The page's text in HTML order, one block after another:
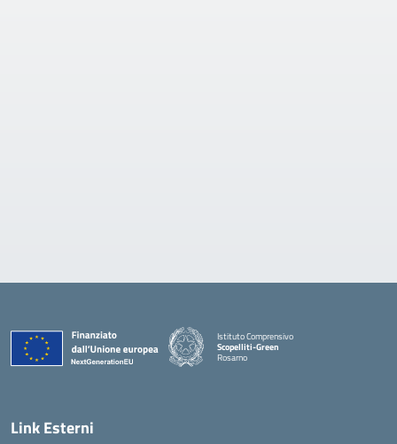
Istituto Comprensivo
Scopelliti-Green
Rosarno
Link Esterni